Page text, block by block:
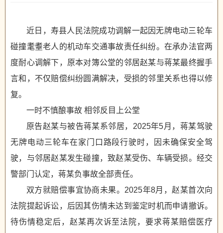
近日，寿县人民法院成功调解一起因无牌电动三轮车
碰撞耄耋老人的机动车交通事故责任纠纷。在承办法官两
度耐心调解下，原本对簿公堂的邻居赵某与蒋某最终握手
言和，不仅赔偿纠纷圆满解决，受损的邻里关系也得以修
复。
一时不慎酿事故 相邻反目上公堂
原告赵某与被告蒋某系邻居，2025年5月，蒋某驾驶
无牌电动三轮车在家门口路段行驶时，因未确保安全驾
驶，与邻居赵某发生碰撞，致赵某受伤、车辆受损。经交
警部门认定，蒋某负事故全部责任。
双方就赔偿事宜协商未果。2025年8月，赵某首次向
法院提起诉讼，后因其伤情未达到鉴定时机而申请撤诉。
待伤情稳定后，赵某再次诉至法院，要求蒋某赔偿医疗